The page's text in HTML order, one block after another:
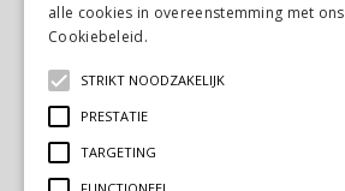
alle cookies in overeenstemming met ons
Cookiebeleid.
STRIKT NOODZAKELIJK
PRESTATIE
TARGETING